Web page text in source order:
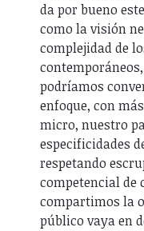
da por bueno
como la visión
complejidad de
podríamos
enfoque, con
micro, nuestro
especificidades
respetando
competencial de
compartimos la
público vaya en